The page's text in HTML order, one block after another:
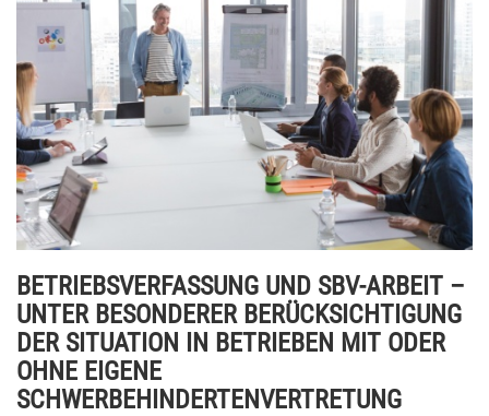
BETRIEBSVERFASSUNG UND SBV-ARBEIT –
UNTER BESONDERER BERÜCKSICHTIGUNG
DER SITUATION IN BETRIEBEN MIT ODER
OHNE EIGENE
SCHWERBEHINDERTENVERTRETUNG